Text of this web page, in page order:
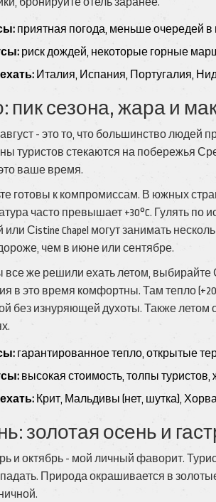
бронируйте отель заранее.
приятная погода, меньше очередей
риск дождей, некоторые горные
Италия, Испания, Португалия,
пик сезона, жара и
- это то, что большинство людей
туристов стекаются на побережья
ваше время.
готовы к компромиссам. В южных
часто превышает +30°C. Гулять
или Сistine Chapel могут занимать
чем в июне или сентябре.
все же решили ехать летом,
в это время комфортны. Там тепло
без изнуряющей духоты. Также
гарантированное тепло, открытые
высокая стоимость, толпы туристов,
Крит, Мальдивы (нет, шутка),
золотая осень и
и октябрь - мой личный фаворит.
Природа окрашивается в